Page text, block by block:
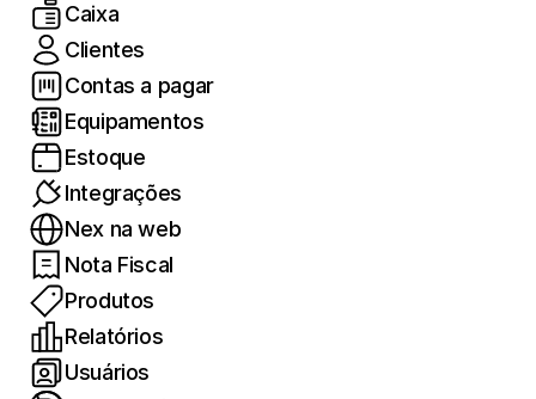
Caixa
Clientes
Contas a pagar
Equipamentos
Estoque
Integrações
Nex na web
Nota Fiscal
Produtos
Relatórios
Usuários